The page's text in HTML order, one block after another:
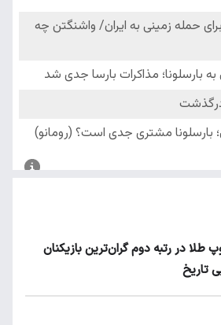
طلا در رتبه دوم گران‌ترین بازیکنان
تاریخ